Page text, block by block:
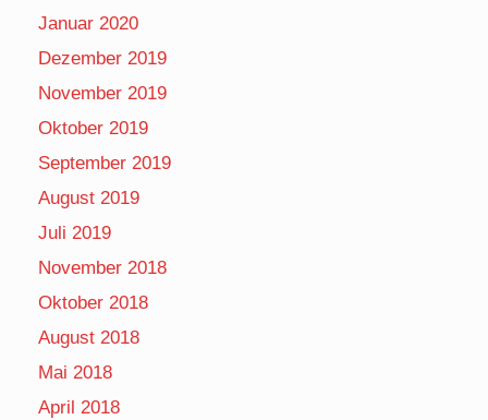
Januar 2020
Dezember 2019
November 2019
Oktober 2019
September 2019
August 2019
Juli 2019
November 2018
Oktober 2018
August 2018
Mai 2018
April 2018